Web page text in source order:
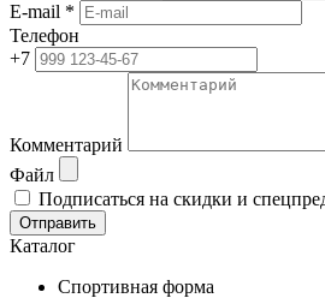
E-mail *
Телефон
+7
Комментарий
Файл
Подписаться на скидки и
Отправить
Каталог
Спортивная форма